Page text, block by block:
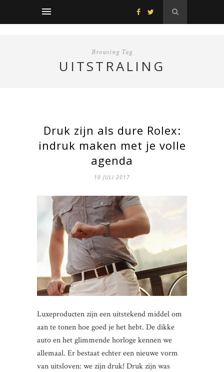
Browsing Tag
UITSTRALING
Druk zijn als dure Rolex:
indruk maken met je volle
agenda
10 JULI 2017
Luxeproducten zijn een uitstekend middel om
aan te tonen hoe goed je het hebt. De dikke
auto en het glimmende horloge kennen we
allemaal. Er bestaat echter een nieuwe vorm
van uitsloven: we zijn druk! Druk zijn was